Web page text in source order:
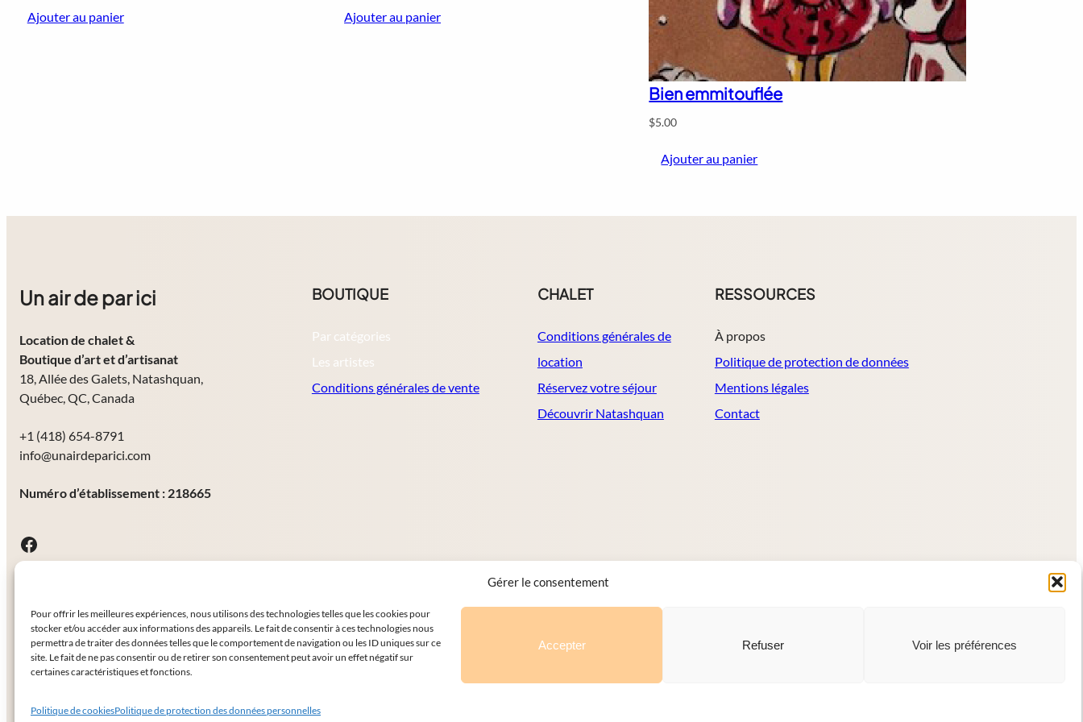
Gérer le consentement
Pour offrir les meilleures expériences, nous utilisons des technologies telles que les cookies pour
stocker et/ou accéder aux informations des appareils. Le fait de consentir à ces technologies nous
permettra de traiter des données telles que le comportement de navigation ou les ID uniques sur ce
site. Le fait de ne pas consentir ou de retirer son consentement peut avoir un effet négatif sur
certaines caractéristiques et fonctions.
Accepter Refuser Voir les préférences
Politique de cookiesPolitique de protection des données personnelles
Ajouter au panier Ajouter au panier
Bien emmitouflée
$5.00
Ajouter au panier
Un air de par ici
Location de chalet&
Boutique d’art et d’artisanat
18, Allée des Galets, Natashquan,
Québec, QC, Canada
+1 (418) 654-8791
info@unairdeparici.com
Numéro d’établissement : 218665
Facebook
BOUTIQUE
Par catégories
Les artistes
Conditions générales de vente
CHALET
Conditions générales de
location
Réservez votre séjour
Découvrir Natashquan
RESSOURCES
À propos
Politique de protection de données
Mentions légales
Contact
Tous droits réservés©Un air de par ici